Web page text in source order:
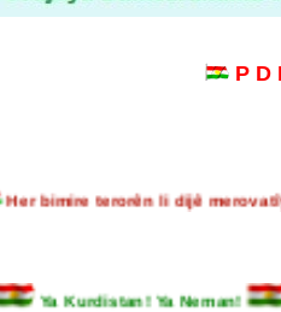
P D
Her bimire terorên li dijê
Ya Kurdistan! Ya Neman!